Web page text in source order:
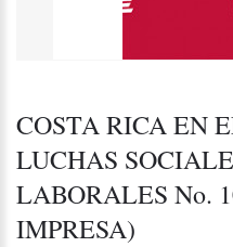
COSTA RICA EN
LUCHAS
LABORALES No.
IMPRESA)